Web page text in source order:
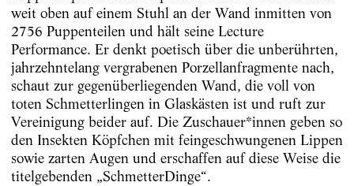
weit oben auf einem Stuhl an der Wand inmitten von
2756 Puppenteilen und hält seine Lecture
Performance. Er denkt poetisch über die unberührten,
jahrzehntelang vergrabenen Porzellanfragmente nach,
schaut zur gegenüberliegenden Wand, die voll von
toten Schmetterlingen in Glaskästen ist und ruft zur
Vereinigung beider auf. Die Zuschauer*innen geben so
den Insekten Köpfchen mit feingeschwungenen Lippen
sowie zarten Augen und erschaffen auf diese Weise die
titelgebenden „SchmetterDinge“.